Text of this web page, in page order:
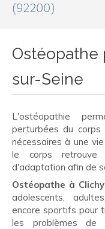
(92200)
Ostéopathe
sur-Seine
L'ostéopathie
perturbées du corps
nécessaires à une
le corps retrouve
d'adaptation afin de
Ostéopathe à Clichy
adolescents,
encore sportifs pour
les problèmes de